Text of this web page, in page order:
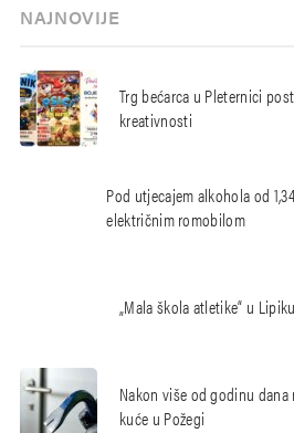
NAJNOVIJE
Trg bećarca u Pleternici
kreativnosti
Pod utjecajem alkohola od
električnim romobilom
„Mala škola atletike“ u
Nakon više od godinu
kuće u Požegi